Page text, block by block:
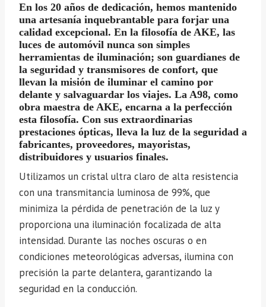
En los 20 años de dedicación, hemos mantenido
una artesanía inquebrantable para forjar una
calidad excepcional. En la filosofía de AKE, las
luces de automóvil nunca son simples
herramientas de iluminación; son guardianes de
la seguridad y transmisores de confort, que
llevan la misión de iluminar el camino por
delante y salvaguardar los viajes. La A98, como
obra maestra de AKE, encarna a la perfección
esta filosofía. Con sus extraordinarias
prestaciones ópticas, lleva la luz de la seguridad a
fabricantes, proveedores, mayoristas,
distribuidores y usuarios finales.
Utilizamos un cristal ultra claro de alta resistencia
con una transmitancia luminosa de 99%, que
minimiza la pérdida de penetración de la luz y
proporciona una iluminación focalizada de alta
intensidad. Durante las noches oscuras o en
condiciones meteorológicas adversas, ilumina con
precisión la parte delantera, garantizando la
seguridad en la conducción.